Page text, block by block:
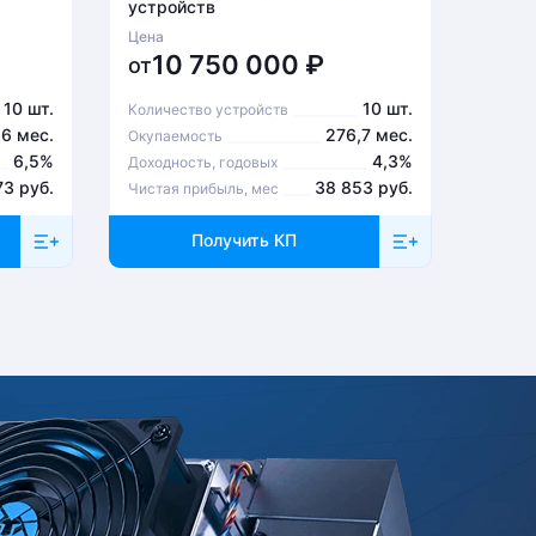
10 шт.
мес.
6,5%
руб.
устройств
Цена
от10 750 000 ₽
Количество устройств 10 шт.
Окупаемость 276,7 мес.
Доходность, годовых 4,3%
Чистая прибыль, мес 38 853 руб.
Получить КП